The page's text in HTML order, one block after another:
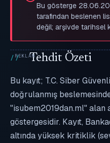
Bu gösterge
tarafından beslenen
değil; arşivde tarihsel
Tehdit Özeti
Bu kayıt; T.C. Siber
doğrulanmış
"isubem2019dan.ml" alan
göstergesidir. Kayıt,
altında yüksek kritiklik